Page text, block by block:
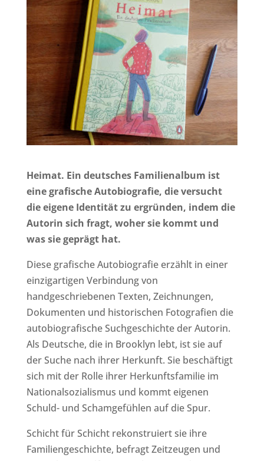
Heimat. Ein deutsches Familienalbum ist
eine grafische Autobiografie, die versucht
die eigene Identität zu ergründen, indem die
Autorin sich fragt, woher sie kommt und
was sie geprägt hat.
Diese grafische Autobiografie erzählt in einer
einzigartigen Verbindung von
handgeschriebenen Texten, Zeichnungen,
Dokumenten und historischen Fotografien die
autobiografische Suchgeschichte der Autorin.
Als Deutsche, die in Brooklyn lebt, ist sie auf
der Suche nach ihrer Herkunft. Sie beschäftigt
sich mit der Rolle ihrer Herkunftsfamilie im
Nationalsozialismus und kommt eigenen
Schuld- und Schamgefühlen auf die Spur.
Schicht für Schicht rekonstruiert sie ihre
Familiengeschichte, befragt Zeitzeugen und